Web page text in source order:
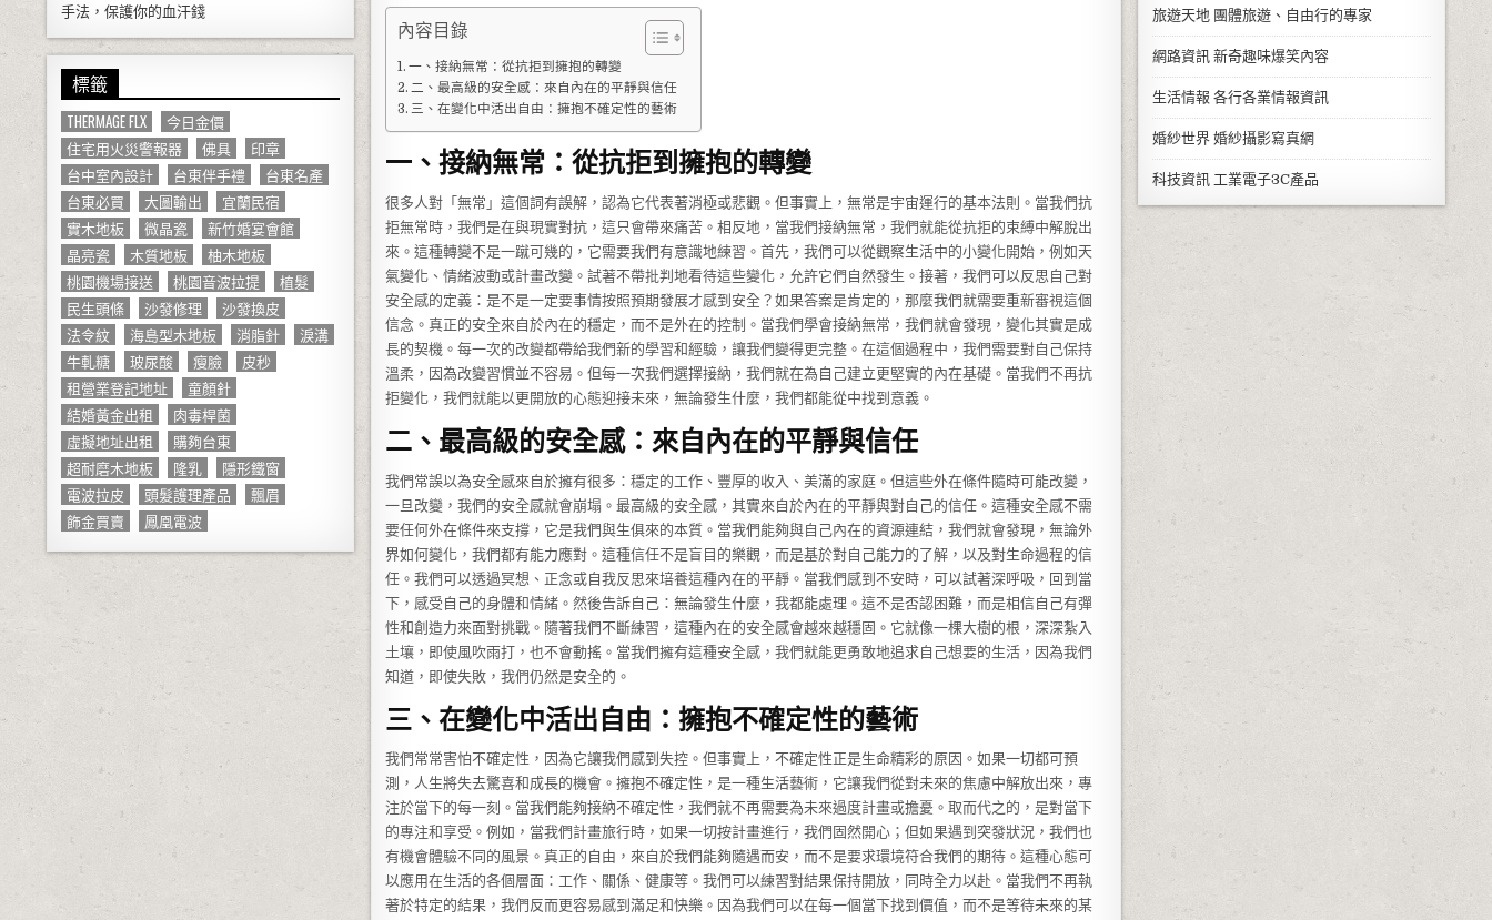
內容目錄
一、接納無常：從抗拒到擁抱的轉變
二、最高級的安全感：來自內在的平靜與信任
三、在變化中活出自由：擁抱不確定性的藝術
一、接納無常：從抗拒到擁抱的轉變
很多人對「無常」這個詞有誤解，認為它代表著消極或悲觀。但事實上，無常是宇宙運行的基本法則。當我們抗
拒無常時，我們是在與現實對抗，這只會帶來痛苦。相反地，當我們接納無常，我們就能從抗拒的束縛中解脫出
來。這種轉變不是一蹴可幾的，它需要我們有意識地練習。首先，我們可以從觀察生活中的小變化開始，例如天
氣變化、情緒波動或計畫改變。試著不帶批判地看待這些變化，允許它們自然發生。接著，我們可以反思自己對
安全感的定義：是不是一定要事情按照預期發展才感到安全？如果答案是肯定的，那麼我們就需要重新審視這個
信念。真正的安全來自於內在的穩定，而不是外在的控制。當我們學會接納無常，我們就會發現，變化其實是成
長的契機。每一次的改變都帶給我們新的學習和經驗，讓我們變得更完整。在這個過程中，我們需要對自己保持
溫柔，因為改變習慣並不容易。但每一次我們選擇接納，我們就在為自己建立更堅實的內在基礎。當我們不再抗
拒變化，我們就能以更開放的心態迎接未來，無論發生什麼，我們都能從中找到意義。
二、最高級的安全感：來自內在的平靜與信任
我們常誤以為安全感來自於擁有很多：穩定的工作、豐厚的收入、美滿的家庭。但這些外在條件隨時可能改變，
一旦改變，我們的安全感就會崩塌。最高級的安全感，其實來自於內在的平靜與對自己的信任。這種安全感不需
要任何外在條件來支撐，它是我們與生俱來的本質。當我們能夠與自己內在的資源連結，我們就會發現，無論外
界如何變化，我們都有能力應對。這種信任不是盲目的樂觀，而是基於對自己能力的了解，以及對生命過程的信
任。我們可以透過冥想、正念或自我反思來培養這種內在的平靜。當我們感到不安時，可以試著深呼吸，回到當
下，感受自己的身體和情緒。然後告訴自己：無論發生什麼，我都能處理。這不是否認困難，而是相信自己有彈
性和創造力來面對挑戰。隨著我們不斷練習，這種內在的安全感會越來越穩固。它就像一棵大樹的根，深深紮入
土壤，即使風吹雨打，也不會動搖。當我們擁有這種安全感，我們就能更勇敢地追求自己想要的生活，因為我們
知道，即使失敗，我們仍然是安全的。
三、在變化中活出自由：擁抱不確定性的藝術
我們常常害怕不確定性，因為它讓我們感到失控。但事實上，不確定性正是生命精彩的原因。如果一切都可預
測，人生將失去驚喜和成長的機會。擁抱不確定性，是一種生活藝術，它讓我們從對未來的焦慮中解放出來，專
注於當下的每一刻。當我們能夠接納不確定性，我們就不再需要為未來過度計畫或擔憂。取而代之的，是對當下
的專注和享受。例如，當我們計畫旅行時，如果一切按計畫進行，我們固然開心；但如果遇到突發狀況，我們也
有機會體驗不同的風景。真正的自由，來自於我們能夠隨遇而安，而不是要求環境符合我們的期待。這種心態可
以應用在生活的各個層面：工作、關係、健康等。我們可以練習對結果保持開放，同時全力以赴。當我們不再執
著於特定的結果，我們反而更容易感到滿足和快樂。因為我們可以在每一個當下找到價值，而不是等待未來的某
手法，保護你的血汗錢
標籤
THERMAGE FLX
今日金價
住宅用火災警報器
佛具
印章
台中室內設計
台東伴手禮
台東名產
台東必買
大圖輸出
宜蘭民宿
實木地板
微晶瓷
新竹婚宴會館
晶亮瓷
木質地板
柚木地板
桃園機場接送
桃園音波拉提
植髮
民生頭條
沙發修理
沙發換皮
法令紋
海島型木地板 消脂針
淚溝
牛軋糖
玻尿酸 瘦臉
皮秒
租營業登記地址
童顏針
結婚黃金出租
肉毒桿菌
虛擬地址出租
購夠台東
超耐磨木地板
隆乳
隱形鐵窗
電波拉皮
頭髮護理產品
飄眉
飾金買賣
鳳凰電波
旅遊天地團體旅遊、自由行的專家
網路資訊新奇趣味爆笑內容
生活情報 各行各業情報資訊
婚紗世界婚紗攝影寫真網
科技資訊工業電子3C產品